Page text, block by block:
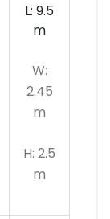
L: 9.5
m
W:
2.45
m
H: 2.5
m